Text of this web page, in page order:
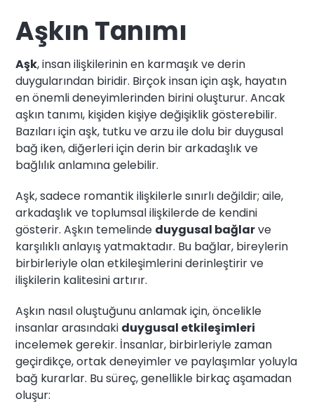
Aşkın Tanımı
Aşk, insan ilişkilerinin en karmaşık ve derin
duygularından biridir. Birçok insan için aşk, hayatın
en önemli deneyimlerinden birini oluşturur. Ancak
aşkın tanımı, kişiden kişiye değişiklik gösterebilir.
Bazıları için aşk, tutku ve arzu ile dolu bir duygusal
bağ iken, diğerleri için derin bir arkadaşlık ve
bağlılık anlamına gelebilir.
Aşk, sadece romantik ilişkilerle sınırlı değildir; aile,
arkadaşlık ve toplumsal ilişkilerde de kendini
gösterir. Aşkın temelinde duygusal bağlarve
karşılıklı anlayış yatmaktadır. Bu bağlar, bireylerin
birbirleriyle olan etkileşimlerini derinleştirir ve
ilişkilerin kalitesini artırır.
Aşkın nasıl oluştuğunu anlamak için, öncelikle
insanlar arasındaki duygusal etkileşimleri
incelemek gerekir. İnsanlar, birbirleriyle zaman
geçirdikçe, ortak deneyimler ve paylaşımlar yoluyla
bağ kurarlar. Bu süreç, genellikle birkaç aşamadan
oluşur: